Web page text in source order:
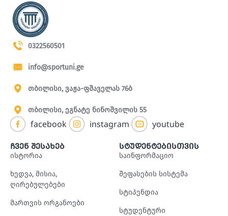
0322560501
info@sportuni.ge
თბილისი, ვაჟა-ფშაველას 76ბ
თბილისი, ეგნატე ნინოშვილის 55
facebook instagram youtube
ჩვენ შესახებ
ისტორია
ხედვა, მისია,
ღირებულებები
მართვის ორგანოები
სტუდენტებისთვის
საინფორმაციო
შეფასების სისტემა
სტიპენდია
სტუდენტური